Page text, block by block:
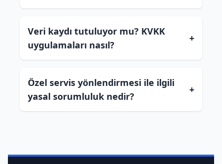
Veri kaydı tutuluyor mu? KVKK
uygulamaları nasıl?
+
Özel servis yönlendirmesi ile ilgili
yasal sorumluluk nedir?
+